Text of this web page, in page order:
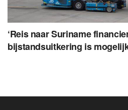
‘Reis naar Suriname
bijstandsuitkering is